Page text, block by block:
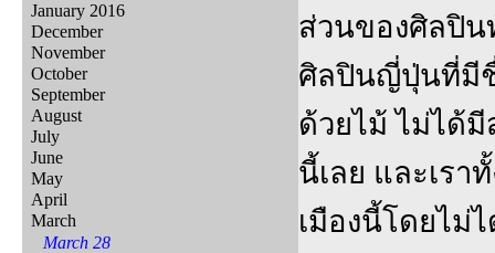
January 2016
December
November
October
September
August
July
June
May
April
March
March 28
ส่วนของศิลปิน
ศิลปินญี่ปุ่นที่มีชื่
ด้วยไม้ ไม่ได้มี
นี้เลย และเรา
เมืองนี้โดยไม่